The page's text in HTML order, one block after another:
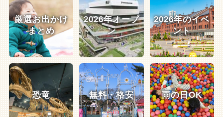
厳選お出かけ
まとめ
2026年オープ
ン
2026年のイベ
ント
恐竜 無料・格安 雨の日OK